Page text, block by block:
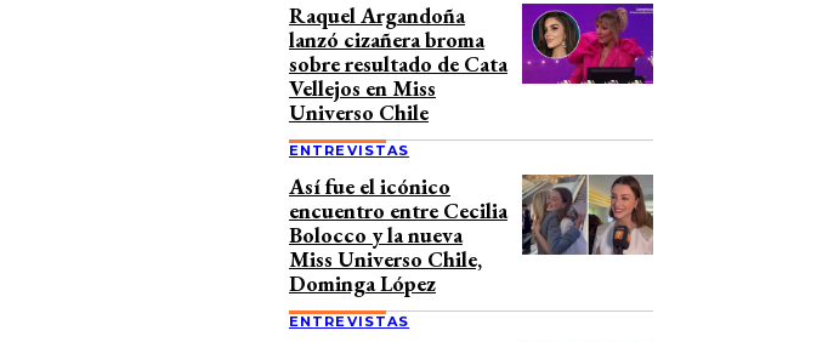
Raquel Argandoña
lanzó cizañera broma
sobre resultado de Cata
Vellejos en Miss
Universo Chile
ENTREVISTAS
Así fue el icónico
encuentro entre Cecilia
Bolocco y la nueva
Miss Universo Chile,
Dominga López
ENTREVISTAS